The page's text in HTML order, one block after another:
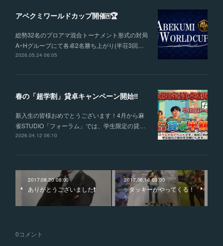
アベクミワールドカップ開催🀄🏆
総勢32名のプロアマ混合トーナメント形式の対局
A~Hグループにて各卓2名勝ち上がり(半荘3回…
2026.05.24 06:05
春の「超学割」貸卓キャンペーン開始‼
新入生の皆様おめでとうございます！4月から麻
雀STUDIO「フォーラム」では、学生限定の貸…
2026.04.12 06:10
2017.08.20 08:00
ありがとうございました❗️
2017.08.16 03:00
✨タッキーがやってくる！
✨
0コメント